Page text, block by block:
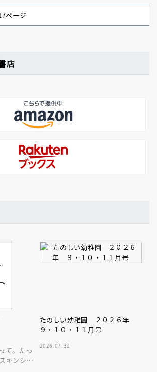
ページ
店
て。たっ
キンシッ
たのしい幼稚園 ２０２６年
９・１０・１１月号
2026.07.31